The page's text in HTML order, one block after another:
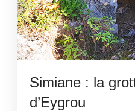
Simiane : la
d’Eygrou